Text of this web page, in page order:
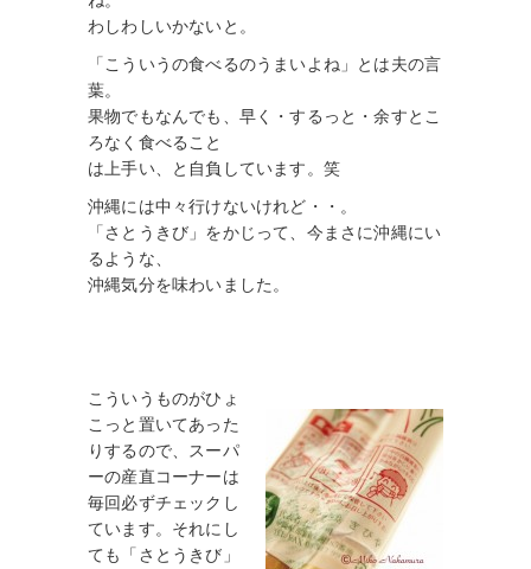
わしわしいかないと。
「こういうの食べるのうまいよね」とは夫の言
葉。
果物でもなんでも、早く・するっと・余すとこ
ろなく食べること
は上手い、と自負しています。笑
沖縄には中々行けないけれど・・。
「さとうきび」をかじって、今まさに沖縄にい
るような、
沖縄気分を味わいました。
こういうものがひょ
こっと置いてあった
りするので、スーパ
ーの産直コーナーは
毎回必ずチェックし
ています。それにし
ても「さとうきび」